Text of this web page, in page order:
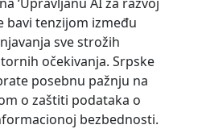
bavi tenzijom između
sve strožih
očekivanja. Srpske
posebnu pažnju na
o zaštiti podataka o
bezbednosti.